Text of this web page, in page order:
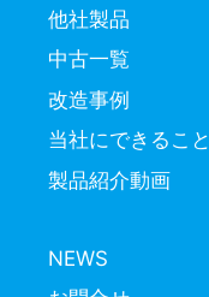
他社製品
中古一覧
改造事例
当社にできること
製品紹介動画
NEWS